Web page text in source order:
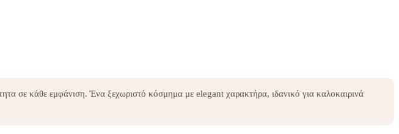
σε κάθε εμφάνιση. Ένα ξεχωριστό κόσμημα με elegant χαρακτήρα, ιδανικό για καλοκαιρινά